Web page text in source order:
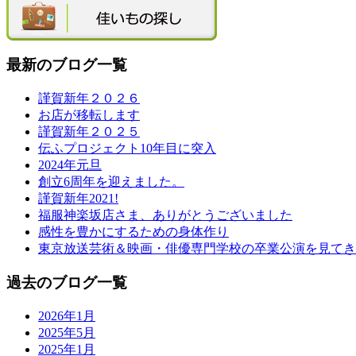
最新のブログ一覧
謹賀新年２０２６
お店が移転します
謹賀新年２０２５
伝ふプロジェクト10年目に突入
2024年元旦
創立6周年を迎えました。
謹賀新年2021!
福服神楽坂店さま、ありがとうございました
感性を豊かにするための身体作り
東京放送芸術＆映画・俳優専門学校の卒業公演を見て
過去のブログ一覧
2026年1月
2025年5月
2025年1月